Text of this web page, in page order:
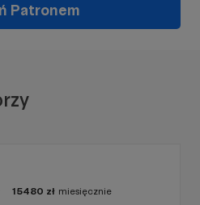
Patronem
15480 zł miesięcznie